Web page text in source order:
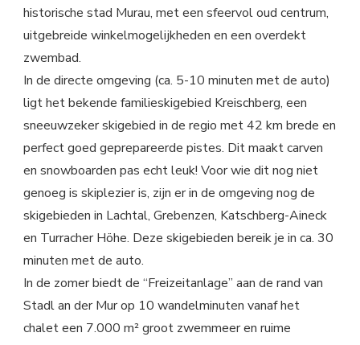
historische stad Murau, met een sfeervol oud centrum,
uitgebreide winkelmogelijkheden en een overdekt
zwembad.
In de directe omgeving (ca. 5-10 minuten met de auto)
ligt het bekende familieskigebied Kreischberg, een
sneeuwzeker skigebied in de regio met 42 km brede en
perfect goed geprepareerde pistes. Dit maakt carven
en snowboarden pas echt leuk! Voor wie dit nog niet
genoeg is skiplezier is, zijn er in de omgeving nog de
skigebieden in Lachtal, Grebenzen, Katschberg-Aineck
en Turracher Höhe. Deze skigebieden bereik je in ca. 30
minuten met de auto.
In de zomer biedt de “Freizeitanlage” aan de rand van
Stadl an der Mur op 10 wandelminuten vanaf het
chalet een 7.000 m² groot zwemmeer en ruime